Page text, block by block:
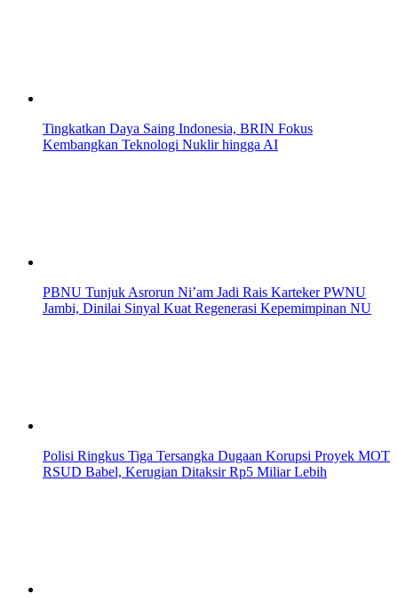
Tingkatkan Daya Saing Indonesia, BRIN Fokus
Kembangkan Teknologi Nuklir hingga AI
PBNU Tunjuk Asrorun Ni’am Jadi Rais Karteker PWNU
Jambi, Dinilai Sinyal Kuat Regenerasi Kepemimpinan NU
Polisi Ringkus Tiga Tersangka Dugaan Korupsi Proyek MOT
RSUD Babel, Kerugian Ditaksir Rp5 Miliar Lebih